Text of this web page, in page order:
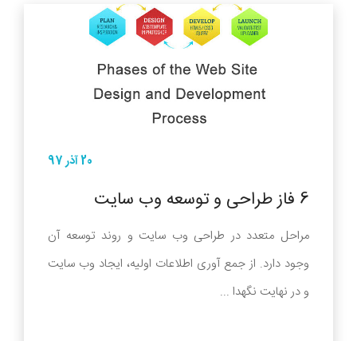
20 آذر 97
6 فاز طراحی و توسعه وب سایت
مراحل متعدد در طراحی وب سایت و روند توسعه آن
وجود دارد. از جمع آوری اطلاعات اولیه، ایجاد وب سایت
و در نهایت نگهدا ...